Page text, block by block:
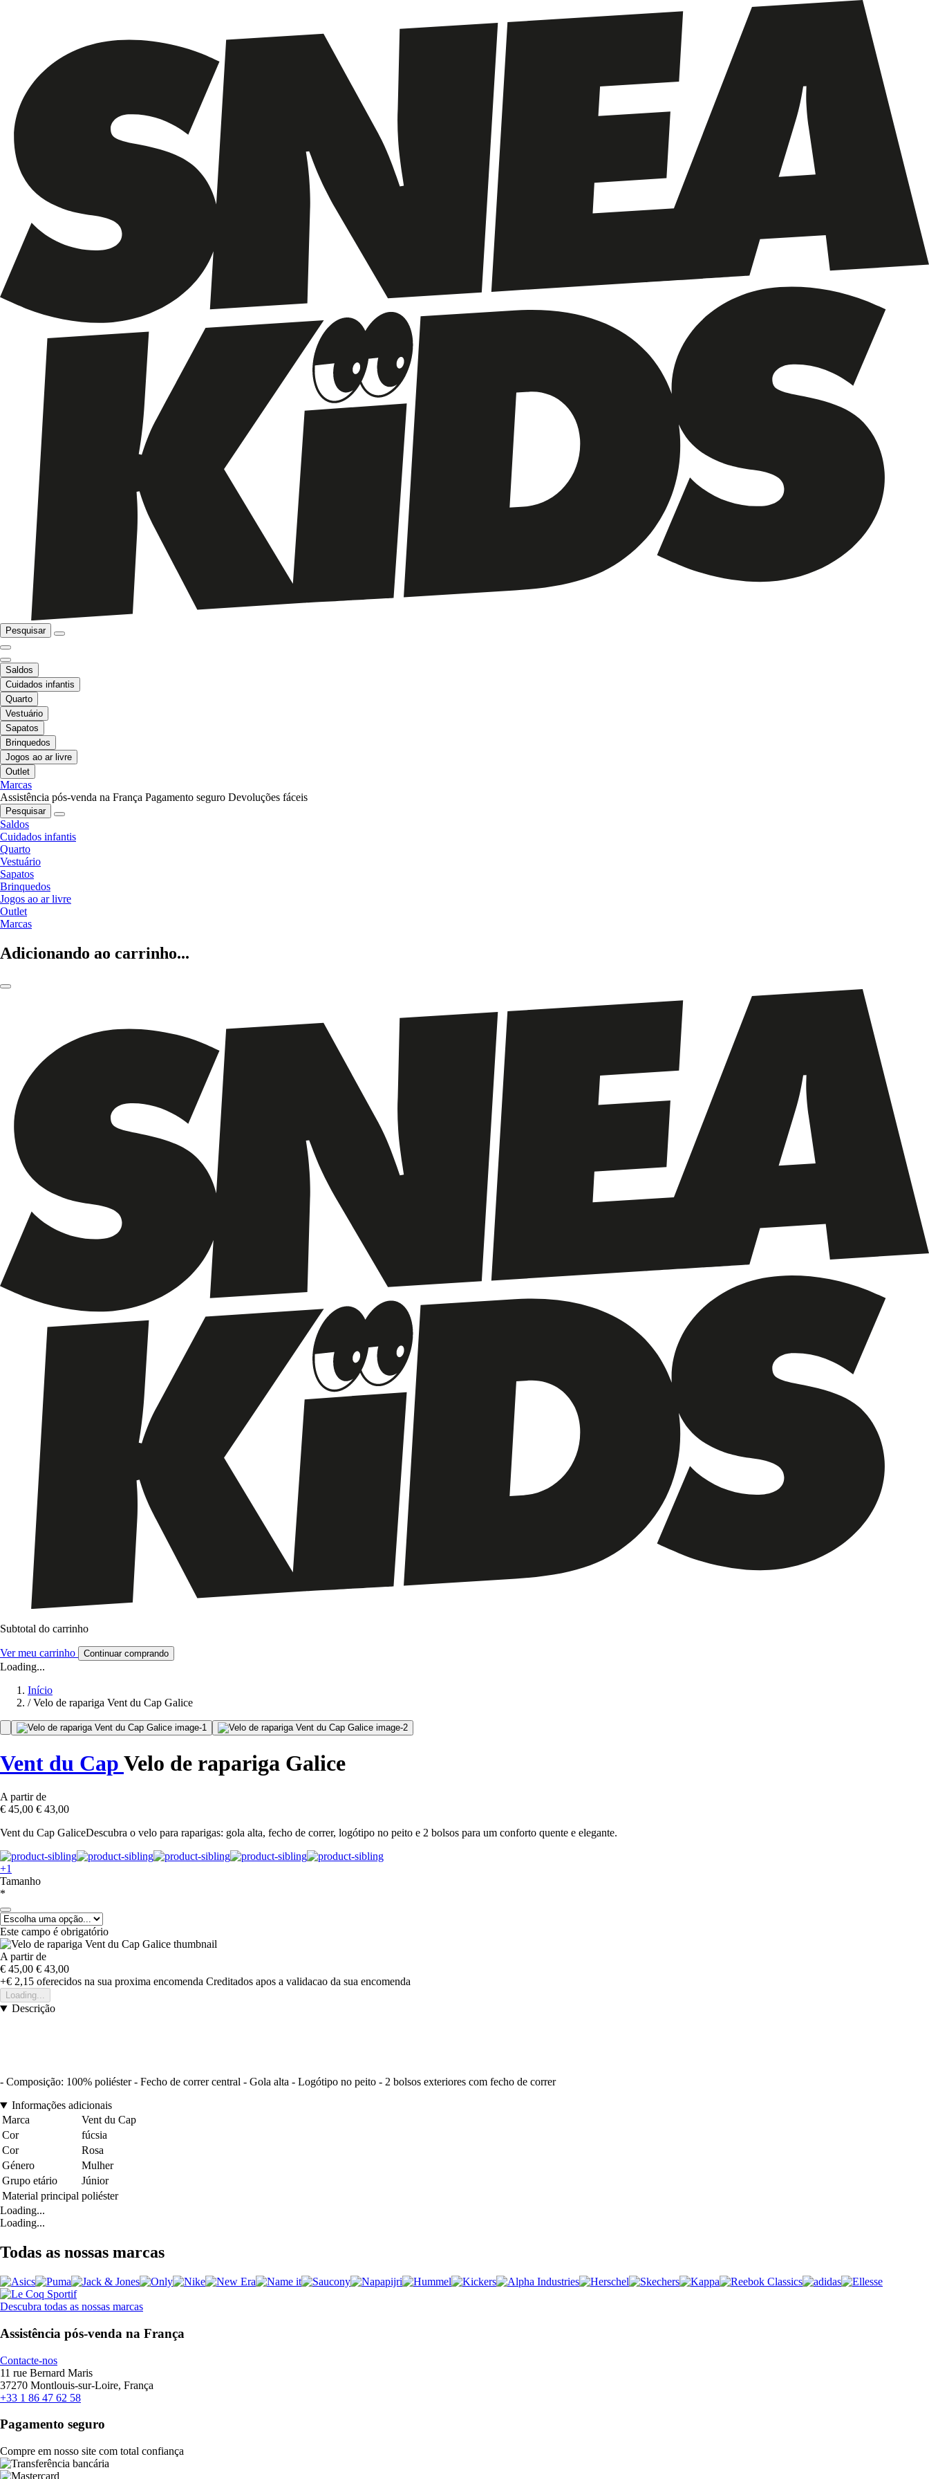
Pesquisar
Saldos
Cuidados infantis
Quarto
Vestuário
Sapatos
Brinquedos
Jogos ao ar livre
Outlet
Marcas
Assistência pós-venda na França Pagamento seguro Devoluções fáceis
Pesquisar
Saldos
Cuidados infantis
Quarto
Vestuário
Sapatos
Brinquedos
Jogos ao ar livre
Outlet
Marcas
Adicionando ao carrinho...
Subtotal do carrinho
Ver meu carrinho Continuar comprando
Loading...
Início
/ Velo de rapariga Vent du Cap Galice
Vent du Cap Velo de rapariga Galice
A partir de
€ 45,00 € 43,00
Vent du Cap GaliceDescubra o velo para raparigas: gola alta, fecho de correr, logótipo no peito e 2 bolsos para um conforto quente e elegante.
+1
Tamanho
*
Este campo é obrigatório
A partir de
€ 45,00 € 43,00
+€ 2,15 oferecidos na sua proxima encomenda Creditados apos a validacao da sua encomenda
Loading...
Descrição
- Composição: 100% poliéster - Fecho de correr central - Gola alta - Logótipo no peito - 2 bolsos exteriores com fecho de correr
Informações adicionais
Marca
Vent du Cap
Cor
fúcsia
Cor
Rosa
Género
Mulher
Grupo etário
Júnior
Material principal poliéster
Loading...
Loading...
Todas as nossas marcas
Descubra todas as nossas marcas
Assistência pós-venda na França
Contacte-nos
11 rue Bernard Maris
37270 Montlouis-sur-Loire, França
+33 1 86 47 62 58
Pagamento seguro
Compre em nosso site com total confiança